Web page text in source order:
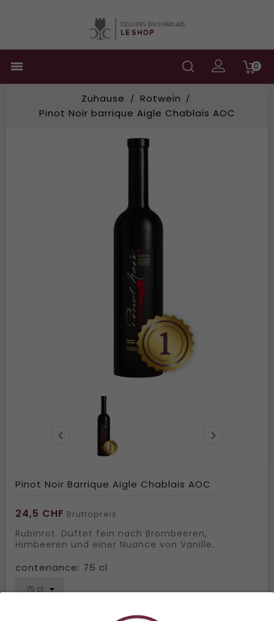
 0
Zuhause
Rotwein
Pinot Noir barrique Aigle Chablais AOC
 
Pinot Noir Barrique Aigle Chablais AOC
24,5 CHF Bruttopreis
Rubinrot. Duftet fein nach Brombeeren,
Himbeeren und einer Nuance von Vanille.
contenance: 75 cl